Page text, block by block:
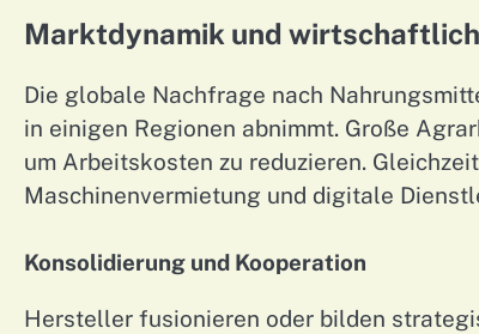
Marktdynamik und
Die globale Nachfrage nach
in einigen Regionen abnimmt. Große
um Arbeitskosten zu reduzieren.
Maschinenvermietung und digitale
Konsolidierung und Kooperation
Hersteller fusionieren oder bilden